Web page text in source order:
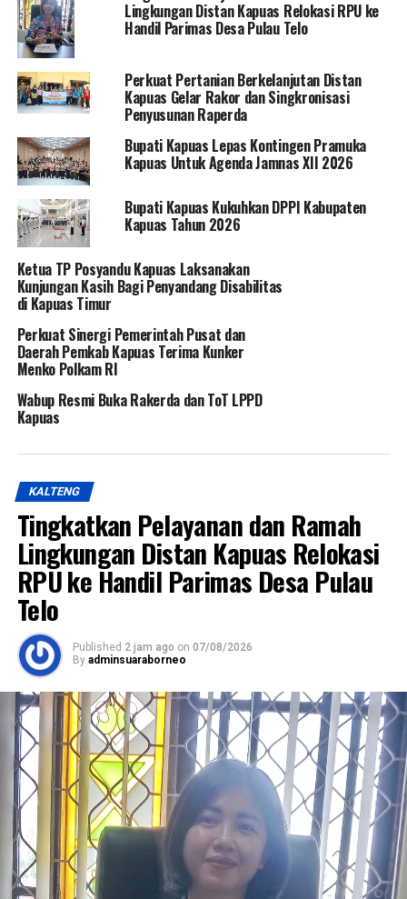
Lingkungan Distan Kapuas Relokasi RPU ke
Handil Parimas Desa Pulau Telo
Perkuat Pertanian Berkelanjutan Distan
Kapuas Gelar Rakor dan Singkronisasi
Penyusunan Raperda
Bupati Kapuas Lepas Kontingen Pramuka
Kapuas Untuk Agenda Jamnas XII 2026
Bupati Kapuas Kukuhkan DPPI Kabupaten
Kapuas Tahun 2026
Ketua TP Posyandu Kapuas Laksanakan
Kunjungan Kasih Bagi Penyandang Disabilitas
di Kapuas Timur
Perkuat Sinergi Pemerintah Pusat dan
Daerah Pemkab Kapuas Terima Kunker
Menko Polkam RI
Wabup Resmi Buka Rakerda dan ToT LPPD
Kapuas
KALTENG
Tingkatkan Pelayanan dan Ramah
Lingkungan Distan Kapuas Relokasi
RPU ke Handil Parimas Desa Pulau
Telo
Published 2 jam ago on 07/08/2026
By adminsuaraborneo